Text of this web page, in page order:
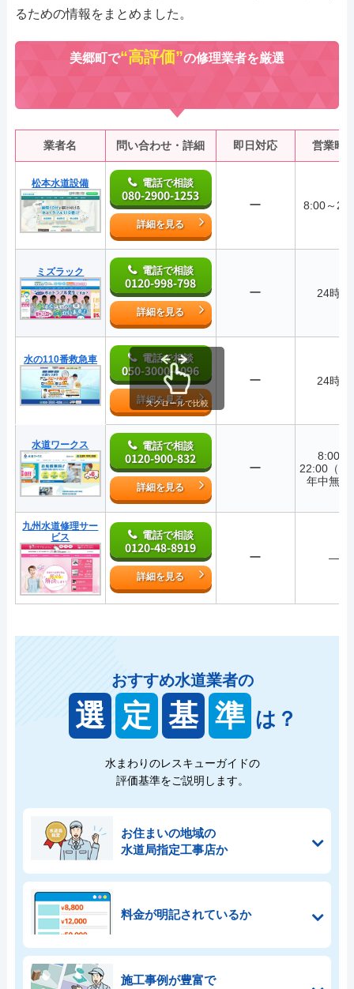
るための情報をまとめました。
美郷町で“高評価”の修理業者を厳選
業者名 問い合わせ・詳細 即日対応 営業時
松本水道設備 電話で相談
080-2900-1253
詳細を見る
ー 8:00～
ミズラック 電話で相談
0120-998-798
詳細を見る
ー 24時間
水の110番救急車 電話で相談
050-3000-4096
詳細を見る
ー 24時間
水道ワークス 電話で相談
0120-900-832
詳細を見る
ー
8:00～
22:00（
年中無休
九州水道修理サー
ビス
電話で相談
0120-48-8919
詳細を見る
ー ―
スクロールで比較
おすすめ水道業者の
選 定 基 準 は？
水まわりのレスキューガイドの
評価基準をご説明します。
お住まいの地域の
水道局指定工事店か
料金が明記されているか
施工事例が豊富で